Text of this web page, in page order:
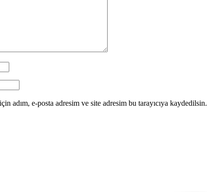
adım, e-posta adresim ve site adresim bu tarayıcıya kaydedilsin.